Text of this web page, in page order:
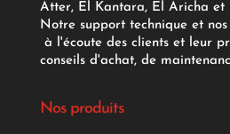
Atter, El Kantara, El Aricha et
Notre support technique et
à l'écoute des clients et leur
conseils d'achat, de
Nos produits